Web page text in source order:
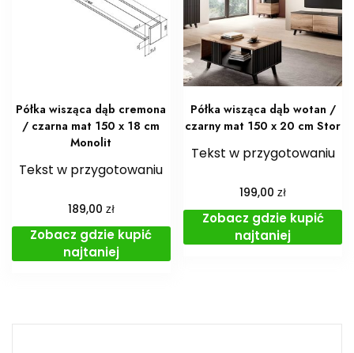
Półka wisząca dąb cremona
/ czarna mat 150 x 18 cm
Monolit
Tekst w przygotowaniu
189,00 zł
Zobacz gdzie kupić
najtaniej
Półka wisząca dąb wotan /
czarny mat 150 x 20 cm Stor
Tekst w przygotowaniu
199,00zł
Zobacz gdzie kupić
najtaniej